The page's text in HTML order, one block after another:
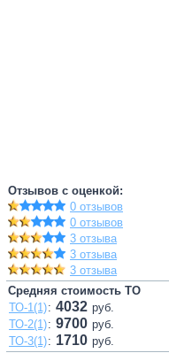
Отзывов с оценкой:
0 отзывов
0 отзывов
3 отзыва
3 отзыва
3 отзыва
Средняя стоимость ТО
ТО-1(1): 4032 руб.
ТО-2(1): 9700 руб.
ТО-3(1): 1710 руб.